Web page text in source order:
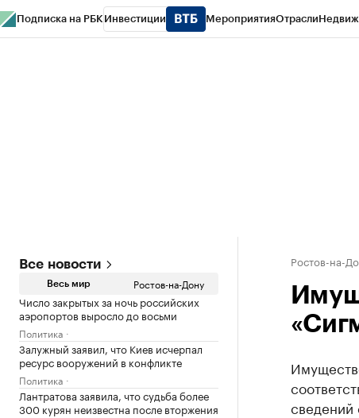
Подписка на РБК Инвестиции МероприятияОтрасли
Все новости
Весь мир Ростов-на-Дону
Число закрытых за ночь российских
аэропортов выросло до восьми
Политика
Залужный заявил, что Киев исчерпал
ресурс вооружений в конфликте
Политика
Лантратова заявила, что судьба более
300 курян неизвестна после вторжения
Ростов-на-
сведений